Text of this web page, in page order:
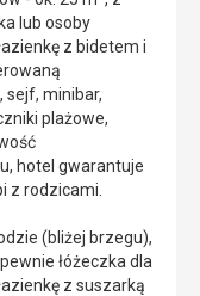
lub osoby
z bidetem i
sejf, minibar,
plażowe,
hotel gwarantuje
z rodzicami.
(bliżej brzegu),
łóżeczka dla
z suszarką